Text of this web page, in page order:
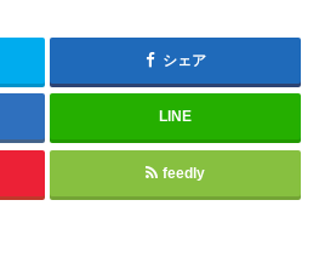
シェア
LINE
feedly